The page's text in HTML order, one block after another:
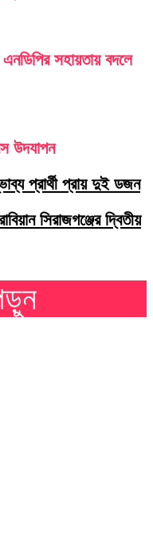
সহায়তায় বদলে
উদযাপন
প্রার্থী প্রায় দুই ডজন
সিরাজগঞ্জের দ্বিতীয়